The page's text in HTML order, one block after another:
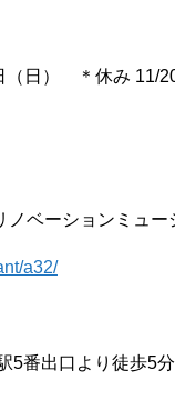
（日） ＊休み 11/
ノベーションミュ
a32/
5番出口より徒歩5分